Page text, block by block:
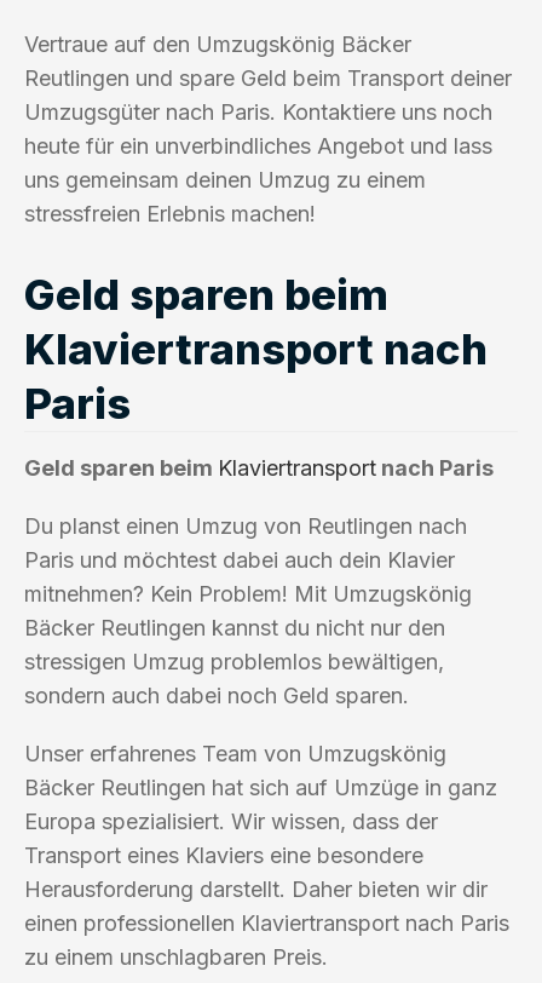
Vertraue auf den Umzugskönig Bäcker
Reutlingen und spare Geld beim Transport deiner
Umzugsgüter nach Paris. Kontaktiere uns noch
heute für ein unverbindliches Angebot und lass
uns gemeinsam deinen Umzug zu einem
stressfreien Erlebnis machen!
Geld sparen beim
Klaviertransport nach
Paris
Geld sparen beim Klaviertransport nach Paris
Du planst einen Umzug von Reutlingen nach
Paris und möchtest dabei auch dein Klavier
mitnehmen? Kein Problem! Mit Umzugskönig
Bäcker Reutlingen kannst du nicht nur den
stressigen Umzug problemlos bewältigen,
sondern auch dabei noch Geld sparen.
Unser erfahrenes Team von Umzugskönig
Bäcker Reutlingen hat sich auf Umzüge in ganz
Europa spezialisiert. Wir wissen, dass der
Transport eines Klaviers eine besondere
Herausforderung darstellt. Daher bieten wir dir
einen professionellen Klaviertransport nach Paris
zu einem unschlagbaren Preis.